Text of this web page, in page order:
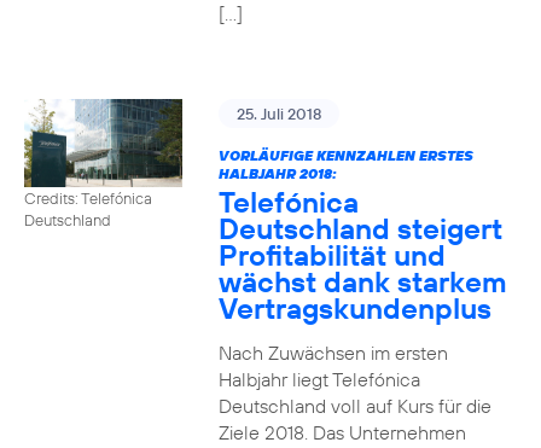
[…]
Credits: Telefónica
Deutschland
25. Juli 2018
VORLÄUFIGE KENNZAHLEN ERSTES
HALBJAHR 2018:
Telefónica
Deutschland steigert
Profitabilität und
wächst dank starkem
Vertragskundenplus
Nach Zuwächsen im ersten
Halbjahr liegt Telefónica
Deutschland voll auf Kurs für die
Ziele 2018. Das Unternehmen